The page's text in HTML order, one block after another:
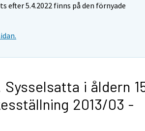
efter 5.4.2022 finns på den förnyade
Sysselsatta i åldern
2013/03 -